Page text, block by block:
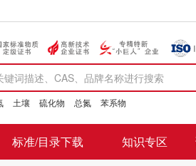
土壤 硫化物 总氮 苯系物
标准/目录下载 知识专区